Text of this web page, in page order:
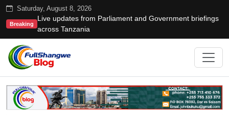
Saturday, August 8, 2026
Breaking
Live updates from Parliament and Government briefings
across Tanzania